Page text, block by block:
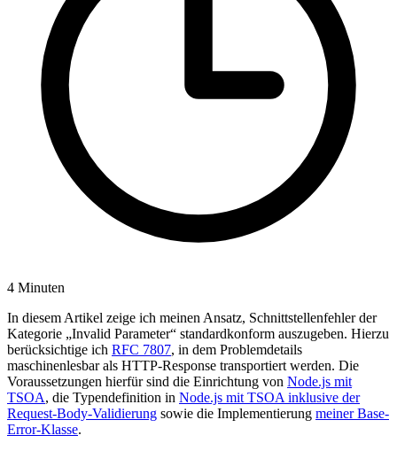
4 Minuten
In diesem Artikel zeige ich meinen Ansatz, Schnittstellenfehler der
Kategorie „Invalid Parameter“ standardkonform auszugeben. Hierzu
berücksichtige ich RFC 7807, in dem Problemdetails
maschinenlesbar als HTTP-Response transportiert werden. Die
Voraussetzungen hierfür sind die Einrichtung von Node.js mit
TSOA, die Typendefinition in Node.js mit TSOA inklusive der
Request-Body-Validierung sowie die Implementierung meiner Base-
Error-Klasse.